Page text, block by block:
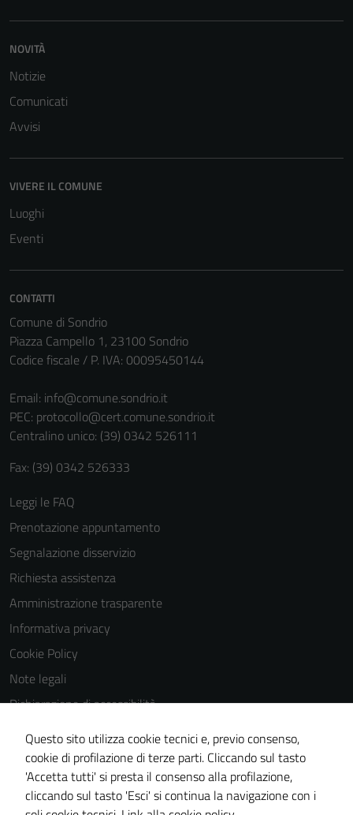
NOVITÀ
Notizie
Comunicati
Avvisi
VIVERE IL COMUNE
Luoghi
Eventi
CONTATTI
Comune di Sondrio
Piazza Campello 1, 23100 Sondrio
Codice fiscale / P. IVA: 00095450144
Email: info@comune.sondrio.it
PEC: protocollo@cert.comune.sondrio.it
Centralino unico: (39) 0342 526111
Fax: (39) 0342 526333
Leggi le FAQ
Prenotazione appuntamento
Segnalazione disservizio
Richiesta assistenza
Amministrazione trasparente
Informativa privacy
Cookie Policy
Note legali
Dichiarazione di accessibilità
Dichiarazione di accessibilità Servizi
Whistleblowing
Piano di miglioramento del sito
Area riservata
Questo sito utilizza cookie tecnici e, previo consenso,
cookie di profilazione di terze parti. Cliccando sul tasto
'Accetta tutti' si presta il consenso alla profilazione,
cliccando sul tasto 'Esci' si continua la navigazione con i